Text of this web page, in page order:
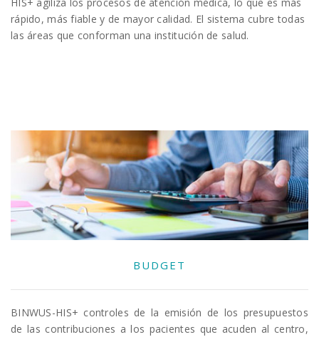
rápido, más fiable y de mayor calidad. El sistema cubre todas
las áreas que conforman una institución de salud.
BUDGET
BINWUS-HIS+ controles de la emisión de los presupuestos
de las contribuciones a los pacientes que acuden al centro,